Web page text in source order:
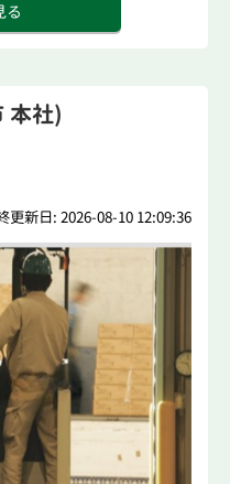
る
本社)
更新日: 2026-08-10 12:09:36